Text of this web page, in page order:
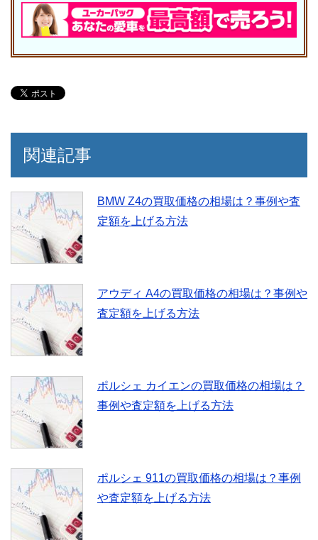
関連記事
BMW Z4の買取価格の相場は？事例や査
定額を上げる方法
アウディ A4の買取価格の相場は？事例や
査定額を上げる方法
ポルシェ カイエンの買取価格の相場は？
事例や査定額を上げる方法
ポルシェ 911の買取価格の相場は？事例
や査定額を上げる方法